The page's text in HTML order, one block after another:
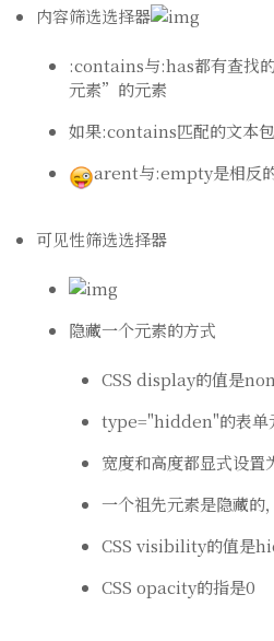
内容筛选选择器
:contains与:has都有查找
元素”的元素
如果:contains匹配的文本包
arent与:empty是相反
可见性筛选选择器
隐藏一个元素的方式
CSS display的值是
type="hidden"的表单
宽度和高度都显式设置
一个祖先元素是隐藏的
CSS visibility的值是
CSS opacity的指是0